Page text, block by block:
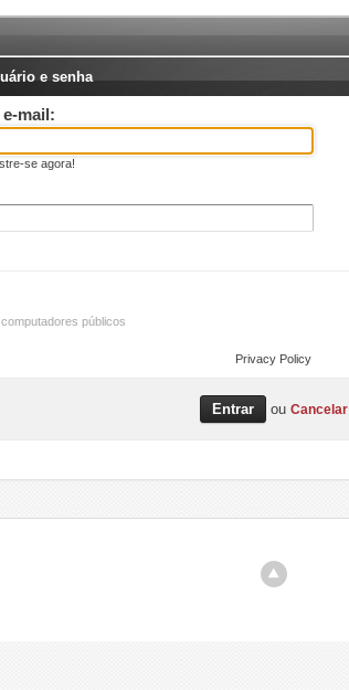
e senha
mail:
se agora!
públicos
Privacy Policy
ou Cancelar